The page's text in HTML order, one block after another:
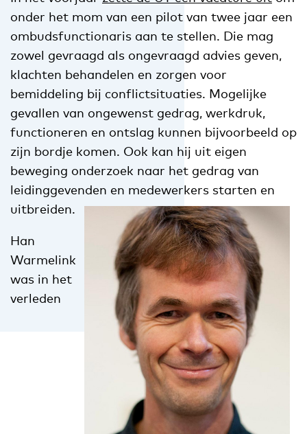
onder het mom van een pilot van twee jaar een
ombudsfunctionaris aan te stellen. Die mag
zowel gevraagd als ongevraagd advies geven,
klachten behandelen en zorgen voor
bemiddeling bij conflictsituaties. Mogelijke
gevallen van ongewenst gedrag, werkdruk,
functioneren en ontslag kunnen bijvoorbeeld op
zijn bordje komen. Ook kan hij uit eigen
beweging onderzoek naar het gedrag van
leidinggevenden en medewerkers starten en
uitbreiden.
Han
Warmelink
was in het
verleden